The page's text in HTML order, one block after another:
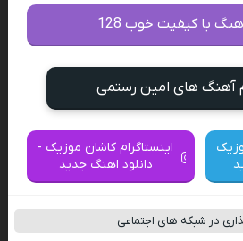
با کیفیت خوب 128
آهنگ های امین رستمی
اینستاگرام کاشان موزیک -
دانلود اهنگ جدید
در شبکه های اجتماعی